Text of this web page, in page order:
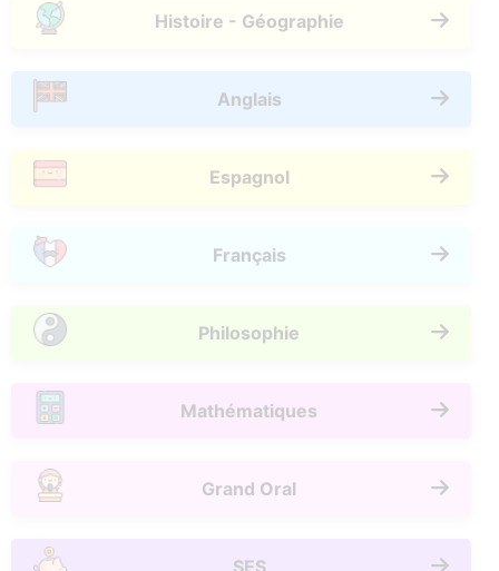
Histoire - Géographie
Anglais
Espagnol
Français
Philosophie
Mathématiques
Grand Oral
SES